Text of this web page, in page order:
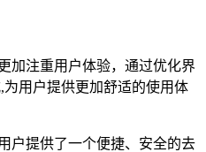
加注重用户体验，通过优化界
用户提供更加舒适的使用体
户提供了一个便捷、安全的去